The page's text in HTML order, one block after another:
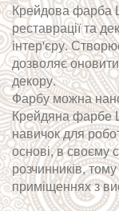
Крейдова фарба
реставрації та
інтер'єру.
дозволяє
декору.
Фарбу можна
Крейдяна фарбе
навичок для
основі, в своєму
розчинників,
приміщеннях з